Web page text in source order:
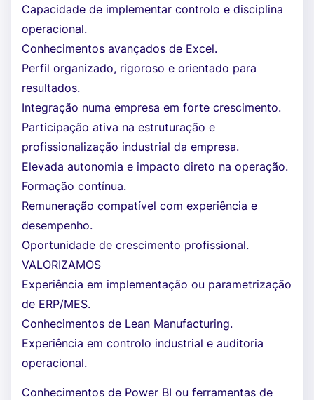
Capacidade de implementar controlo e disciplina
operacional.
Conhecimentos avançados de Excel.
Perfil organizado, rigoroso e orientado para
resultados.
Integração numa empresa em forte crescimento.
Participação ativa na estruturação e
profissionalização industrial da empresa.
Elevada autonomia e impacto direto na operação.
Formação contínua.
Remuneração compatível com experiência e
desempenho.
Oportunidade de crescimento profissional.
VALORIZAMOS
Experiência em implementação ou parametrização
de ERP/MES.
Conhecimentos de Lean Manufacturing.
Experiência em controlo industrial e auditoria
operacional.
Conhecimentos de Power BI ou ferramentas de